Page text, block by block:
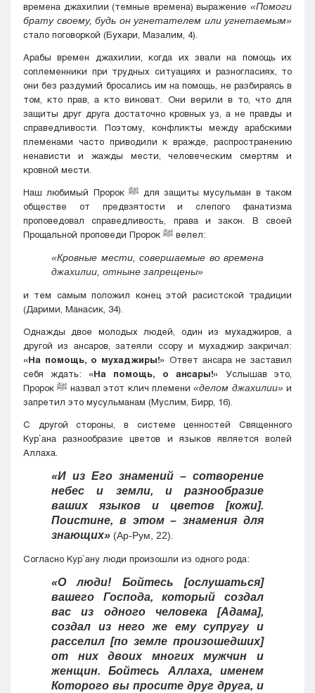
времена джахилии (темные времена) выражение «Помоги
брату своему, будь он угнетателем или угнетаемым»
стало поговоркой (Бухари, Мазалим, 4).
Арабы времен джахилии, когда их звали на помощь их
соплеменники при трудных ситуациях и разногласиях, то
они без раздумий бросались им на помощь, не разбираясь в
том, кто прав, а кто виноват. Они верили в то, что для
защиты друг друга достаточно кровных уз, а не правды и
справедливости. Поэтому, конфликты между арабскими
племенами часто приводили к вражде, распространению
ненависти и жажды мести, человеческим смертям и
кровной мести.
Наш любимый Пророк ﷺ для защиты мусульман в таком
обществе от предвзятости и слепого фанатизма
проповедовал справедливость, права и закон. В своей
Прощальной проповеди Пророк ﷺ велел:
«Кровные мести, совершаемые во времена
джахилии, отныне запрещены»
и тем самым положил конец этой расистской традиции
(Дарими, Манасик, 34).
Однажды двое молодых людей, один из мухаджиров, а
другой из ансаров, затеяли ссору и мухаджир закричал:
«На помощь, о мухаджиры!» Ответ ансара не заставил
себя ждать: «На помощь, о ансары!»
Услышав это,
Пророк ﷺ назвал этот клич племени«делом джахилии»и
запретил это мусульманам (Муслим, Бирр, 16).
С другой стороны, в системе ценностей Священного
Кyр`ана разнообразие цветов и языков является волей
Аллаха.
«И из Его знамений – сотворение
небес и земли, и разнообразие
ваших языков и цветов [кожи].
Поистине, в этом – знамения для
знающих» (Ар-Рум, 22).
Согласно Кyр`ану люди произошли из одного рода:
«О люди! Бойтесь [ослушаться]
вашего Господа, который создал
вас из одного человека [Адама],
создал из него же ему супругу и
расселил [по земле произошедших]
от них двоих многих мужчин и
женщин. Бойтесь Аллаха, именем
Которого вы просите друг друга, и